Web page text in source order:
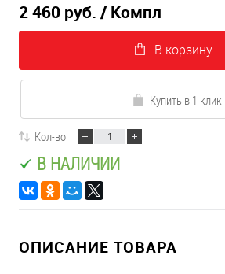
2 460 руб. / Компл
В корзину.
Купить в 1 клик
Кол-во:
В НАЛИЧИИ
ОПИСАНИЕ ТОВАРА